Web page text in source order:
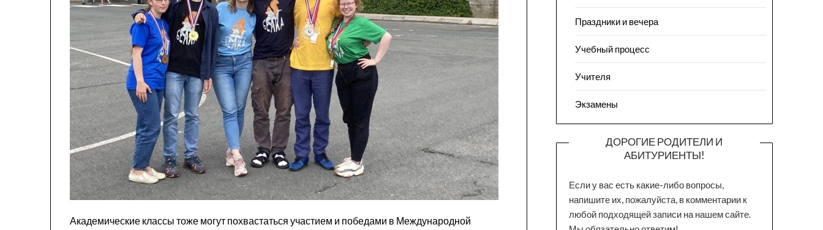
Академические классы тоже могут похвастаться участием и победами в Международной
Праздники и вечера
Учебный процесс
Учителя
Экзамены
ДОРОГИЕ РОДИТЕЛИ И
АБИТУРИЕНТЫ!
Если у вас есть какие-либо вопросы,
напишите их, пожалуйста, в комментарии к
любой подходящей записи на нашем сайте.